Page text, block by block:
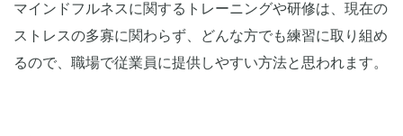
マインドフルネスに関するトレーニングや研修は、現在の
ストレスの多寡に関わらず、どんな方でも練習に取り組め
るので、職場で従業員に提供しやすい方法と思われます。